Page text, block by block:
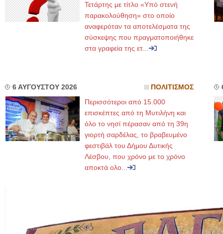
Τετάρτης με τίτλο «Υπό στενή
παρακολούθηση» στο οποίο
αναφερόταν τα αποτελέσματα της
σύσκεψης που πραγματοποιήθηκε
στα γραφεία της ετ...
6 ΑΥΓΟΥΣΤΟΥ 2026 ΠΟΛΙΤΙΣΜΟΣ
Περισσότεροι από 15.000
επισκέπτες από τη Μυτιλήνη και
όλο το νησί πέρασαν από τη 39η
γιορτή σαρδέλας, το βραβευμένο
φεστιβάλ του Δήμου Δυτικής
Λέσβου, που χρόνο με το χρόνο
αποκτά ολο...